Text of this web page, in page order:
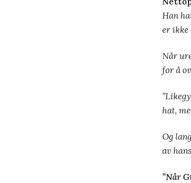
Han
er ikke
Når
for å
”
hat,
Og
av
”Når